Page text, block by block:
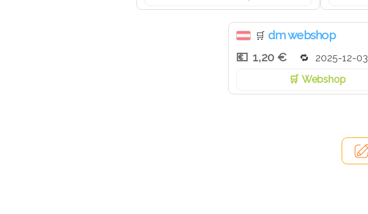
🛒 dm webshop
1,20 €
2025-12-03
Webshop